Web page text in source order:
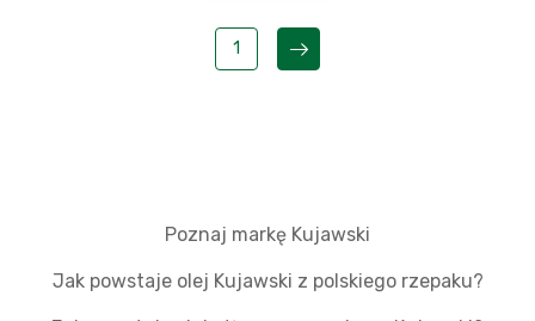
1
Poznaj markę Kujawski
Jak powstaje olej Kujawski z polskiego rzepaku?